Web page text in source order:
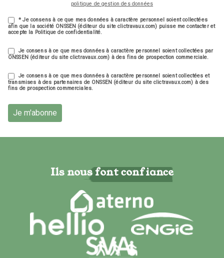
politique de gestion des données
* Je consens à ce que mes données à caractère personnel soient collectées
afin que la société ONSSEN (éditeur du site clictravaux.com) puisse me contacter et
accepte la Politique de confidentialité.
Je consens à ce que mes données à caractère personnel soient collectées par
ONSSEN (éditeur du site clictravaux.com) à des fins de prospection commerciale.
Je consens à ce que mes données à caractère personnel soient collectées et
transmises à des partenaires de ONSSEN (éditeur du site clictravaux.com) à des
fins de prospection commerciales.
Je m'abonne
Ils nous font confiance